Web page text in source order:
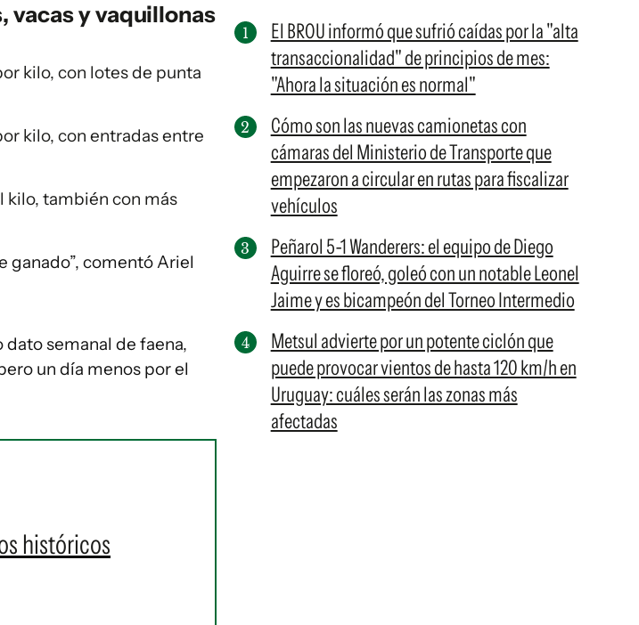
vacas y vaquillonas
kilo, con lotes de punta
kilo, con entradas entre
kilo, también con más
ganado”, comentó Ariel
semanal de faena,
un día menos por el
históricos
El BROU informó que sufrió caídas por la "alta
transaccionalidad" de principios de mes:
"Ahora la situación es normal"
Cómo son las nuevas camionetas con
cámaras del Ministerio de Transporte que
empezaron a circular en rutas para fiscalizar
vehículos
Peñarol 5-1 Wanderers: el equipo de Diego
Aguirre se floreó, goleó con un notable Leonel
Jaime y es bicampeón del Torneo Intermedio
Metsul advierte por un potente ciclón que
puede provocar vientos de hasta 120 km/h en
Uruguay: cuáles serán las zonas más
afectadas